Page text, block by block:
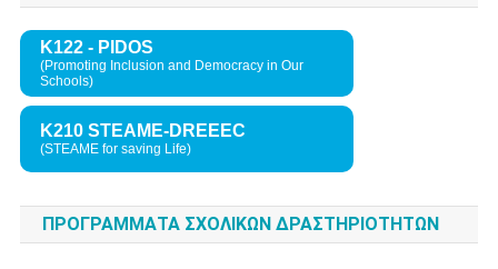
Κ122 - PIDOS
(Promoting Inclusion and Democracy in Our
Schools)
K210 STEAME-DREEEC
(STEAME for saving Life)
ΠΡΟΓΡΑΜΜΑΤΑ ΣΧΟΛΙΚΩΝ ΔΡΑΣΤΗΡΙΟΤΗΤΩΝ